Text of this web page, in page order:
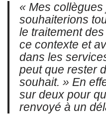
« Mes
souhaiterions
le traitement
ce contexte et
dans les
peut que rester
souhait. » En
sur deux pour
renvoyé à un